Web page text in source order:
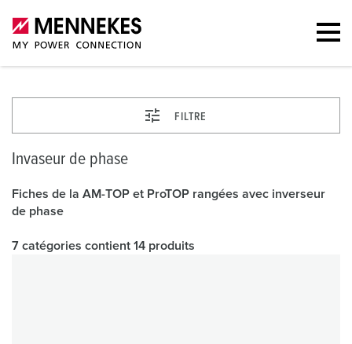
FILTRE
Invaseur de phase
Fiches de la AM-TOP et ProTOP rangées avec inverseur
de phase
7 catégories contient 14 produits